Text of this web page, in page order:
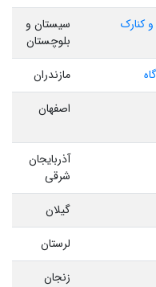
کنارک
سیستان و
بلوچستان
مازندران
اصفهان
آذربایجان
شرقی
گیلان
لرستان
زنجان